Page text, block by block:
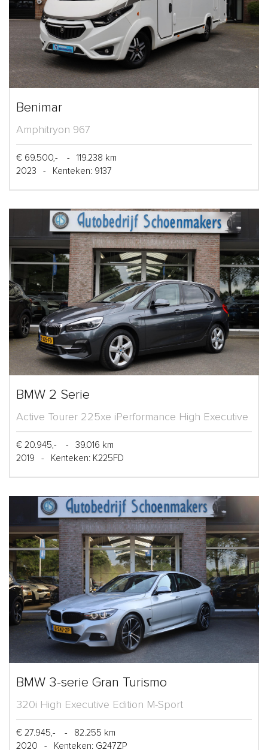
Benimar
Amphitryon 967
€ 69.500,- -
119.238 km
2023
- Kenteken: 9137
BMW 2 Serie
Active Tourer 225xe iPerformance High Executive
€ 20.945,- -
39.016 km
2019
- Kenteken: K225FD
BMW 3-serie Gran Turismo
320i High Executive Edition M-Sport
€ 27.945,- -
82.255 km
2020
- Kenteken: G247ZP